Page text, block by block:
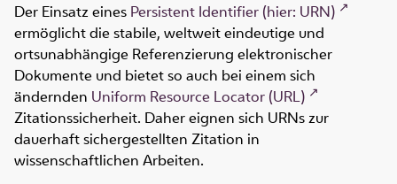
Der Einsatz eines Persistent Identifier (hier: URN)
ermöglicht die stabile, weltweit eindeutige und
ortsunabhängige Referenzierung elektronischer
Dokumente und bietet so auch bei einem sich
ändernden Uniform Resource Locator (URL)
Zitationssicherheit. Daher eignen sich URNs zur
dauerhaft sichergestellten Zitation in
wissenschaftlichen Arbeiten.